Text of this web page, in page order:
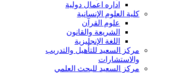
اداره اعمال دولية
كلية العلوم الإنسانية
علوم القرآن
الشريعة والقانون
اللغة الإنجليزية
مركز السعيد للتأهيل والتدريب
والاستشارات
مركز السعيد للبحث العلمي